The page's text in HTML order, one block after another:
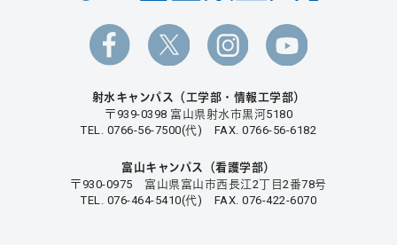
射水キャンパス（工学部・情報工学部）
〒939-0398 富山県射水市黒河5180
TEL. 0766-56-7500(代) FAX. 0766-56-6182
富山キャンパス（看護学部）
〒930-0975 富山県富山市西長江2丁目2番78号
TEL. 076-464-5410(代) FAX. 076-422-6070